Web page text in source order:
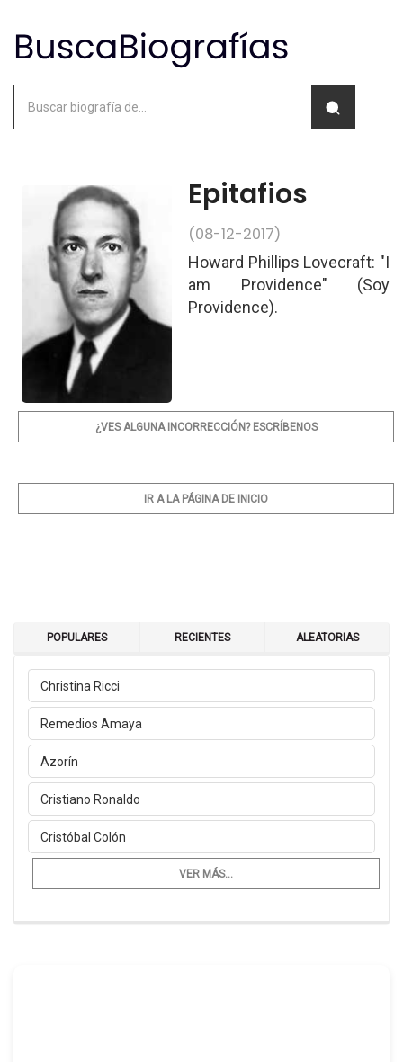
Epitafios
(08-12-2017)
Howard Phillips Lovecraft: "I
am Providence" (Soy
Providence).
¿VES ALGUNA INCORRECCIÓN? ESCRÍBENOS
IR A LA PÁGINA DE INICIO
POPULARES RECIENTES ALEATORIAS
Christina Ricci
Remedios Amaya
Azorín
Cristiano Ronaldo
Cristóbal Colón
VER MÁS...